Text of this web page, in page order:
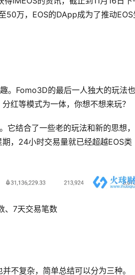
50万，EOS的DApp成为了推动EOS
。Fomo3D的最后一人独大的玩法
红等模式为一体，你想不想来玩？
它结合了一些老的玩法和新的思想
，24小时交易量就已经超越EOS类
、7天交易笔数
不复杂，简单总结可以分为三种。